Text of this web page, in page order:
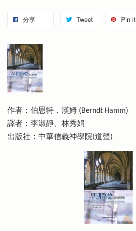
分享 Tweet Pin it
作者：伯恩特．漢姆 (Berndt Hamm)
譯者：李淑靜、林秀娟
出版社：中華信義神學院(道聲)